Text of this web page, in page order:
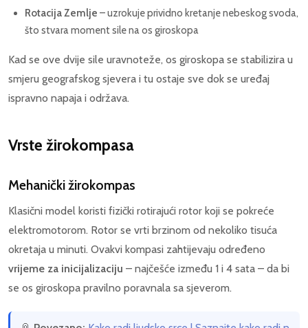
Rotacija Zemlje – uzrokuje prividno kretanje nebeskog svoda,
što stvara moment sile na os giroskopa
Kad se ove dvije sile uravnoteže, os giroskopa se stabilizira u
smjeru geografskog sjevera i tu ostaje sve dok se uređaj
ispravno napaja i održava.
Vrste žirokompasa
Mehanički žirokompas
Klasični model koristi fizički rotirajući rotor koji se pokreće
elektromotorom. Rotor se vrti brzinom od nekoliko tisuća
okretaja u minuti. Ovakvi kompasi zahtijevaju određeno
vrijeme za inicijalizaciju – najčešće između 1 i 4 sata – da bi
se os giroskopa pravilno poravnala sa sjeverom.